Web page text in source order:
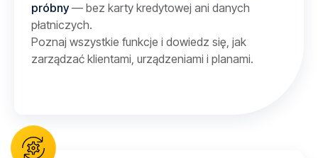
próbny— bez karty kredytowej ani danych
płatniczych.
Poznaj wszystkie funkcje i dowiedz się, jak
zarządzać klientami, urządzeniami i planami.